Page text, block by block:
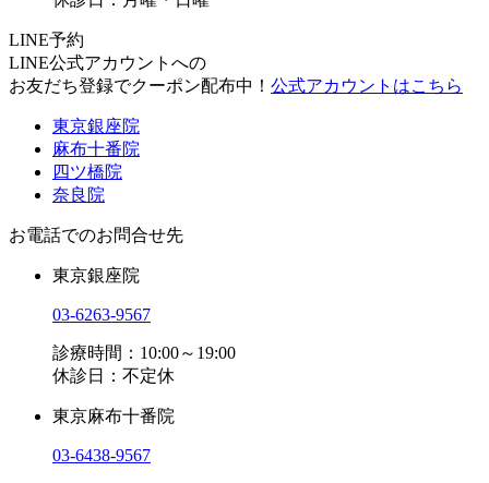
LINE予約
LINE公式アカウントへの
お友だち登録でクーポン配布中！ 公式アカウントはこちら
東京銀座院
麻布十番院
四ツ橋院
奈良院
お電話でのお問合せ先
東京銀座院
03-6263-9567
診療時間：10:00～19:00
休診日：不定休
東京麻布十番院
03-6438-9567